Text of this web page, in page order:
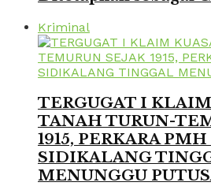
Kriminal
TERGUGAT I
TANAH TURUN-
1915, PERKARA
SIDIKALANG
MENUNGGU